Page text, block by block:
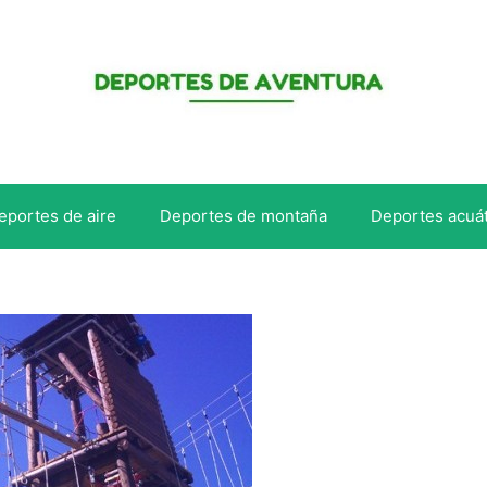
de aire Deportes de montaña Deportes